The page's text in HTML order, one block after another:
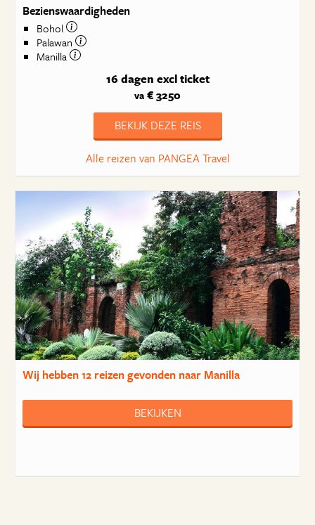
Bezienswaardigheden
Bohol
Palawan
Manilla
16 dagen excl ticket
va € 3250
BEKIJK DEZE REIS
Alle reizen van PANGEA Travel
Wij hebben12 reizengevonden naar Manilla
BEKIJKEN